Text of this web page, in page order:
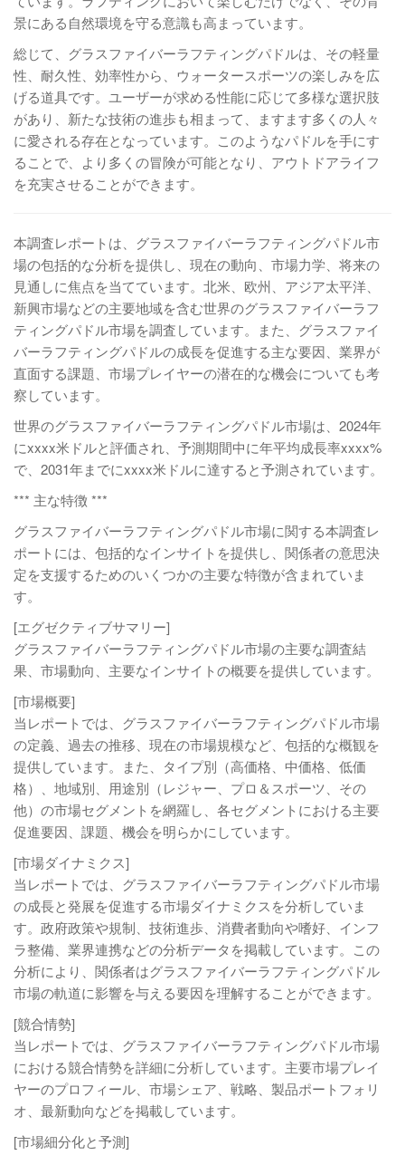
景にある自然環境を守る意識も高まっています。
総じて、グラスファイバーラフティングパドルは、その軽量
性、耐久性、効率性から、ウォータースポーツの楽しみを広
げる道具です。ユーザーが求める性能に応じて多様な選択肢
があり、新たな技術の進歩も相まって、ますます多くの人々
に愛される存在となっています。このようなパドルを手にす
ることで、より多くの冒険が可能となり、アウトドアライフ
を充実させることができます。
本調査レポートは、グラスファイバーラフティングパドル市
場の包括的な分析を提供し、現在の動向、市場力学、将来の
見通しに焦点を当てています。北米、欧州、アジア太平洋、
新興市場などの主要地域を含む世界のグラスファイバーラフ
ティングパドル市場を調査しています。また、グラスファイ
バーラフティングパドルの成長を促進する主な要因、業界が
直面する課題、市場プレイヤーの潜在的な機会についても考
察しています。
世界のグラスファイバーラフティングパドル市場は、2024年
にxxxx米ドルと評価され、予測期間中に年平均成長率xxxx%
で、2031年までにxxxx米ドルに達すると予測されています。
*** 主な特徴 ***
グラスファイバーラフティングパドル市場に関する本調査レ
ポートには、包括的なインサイトを提供し、関係者の意思決
定を支援するためのいくつかの主要な特徴が含まれていま
す。
[エグゼクティブサマリー]
グラスファイバーラフティングパドル市場の主要な調査結
果、市場動向、主要なインサイトの概要を提供しています。
[市場概要]
当レポートでは、グラスファイバーラフティングパドル市場
の定義、過去の推移、現在の市場規模など、包括的な概観を
提供しています。また、タイプ別（高価格、中価格、低価
格）、地域別、用途別（レジャー、プロ＆スポーツ、その
他）の市場セグメントを網羅し、各セグメントにおける主要
促進要因、課題、機会を明らかにしています。
[市場ダイナミクス]
当レポートでは、グラスファイバーラフティングパドル市場
の成長と発展を促進する市場ダイナミクスを分析していま
す。政府政策や規制、技術進歩、消費者動向や嗜好、インフ
ラ整備、業界連携などの分析データを掲載しています。この
分析により、関係者はグラスファイバーラフティングパドル
市場の軌道に影響を与える要因を理解することができます。
[競合情勢]
当レポートでは、グラスファイバーラフティングパドル市場
における競合情勢を詳細に分析しています。主要市場プレイ
ヤーのプロフィール、市場シェア、戦略、製品ポートフォリ
オ、最新動向などを掲載しています。
[市場細分化と予測]